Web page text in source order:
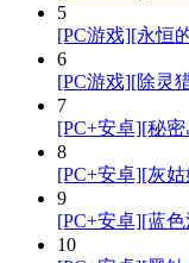
5
[PC游戏][永恒
6
[PC游戏][除灵
7
[PC+安卓][秘密
8
[PC+安卓][灰姑
9
[PC+安卓][蓝色
10